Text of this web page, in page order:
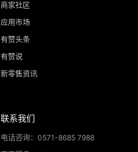
商家社区
应用市场
有赞头条
有赞说
新零售资讯
联系我们
电话咨询：0571-8685 7988